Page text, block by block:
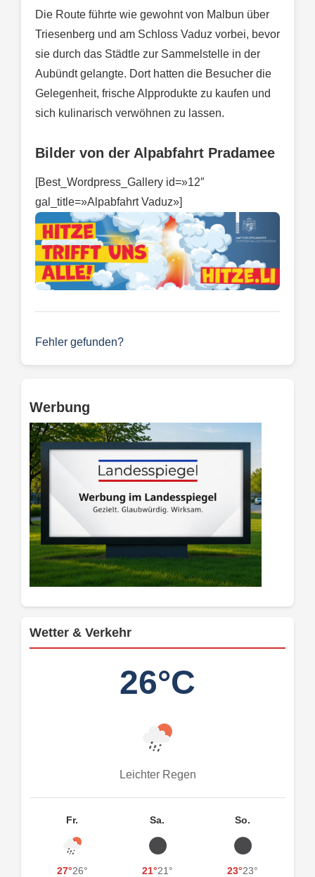
Die Route führte wie gewohnt von Malbun über
Triesenberg und am Schloss Vaduz vorbei, bevor
sie durch das Städtle zur Sammelstelle in der
Aubündt gelangte. Dort hatten die Besucher die
Gelegenheit, frische Alpprodukte zu kaufen und
sich kulinarisch verwöhnen zu lassen.
Bilder von der Alpabfahrt Pradamee
[Best_Wordpress_Gallery id=»12″
gal_title=»Alpabfahrt Vaduz»]
Fehler gefunden?
Werbung
Wetter & Verkehr
26°C
Leichter Regen
Fr.
27°26°
Sa.
21°21°
So.
23°23°